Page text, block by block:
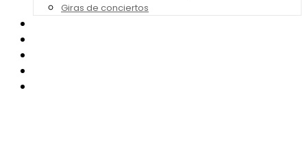
Giras de conciertos